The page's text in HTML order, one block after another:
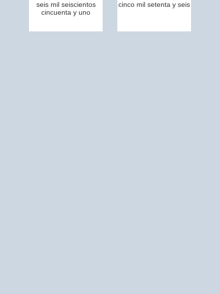
seis mil seiscientos
cincuenta y uno
cinco mil setenta y seis